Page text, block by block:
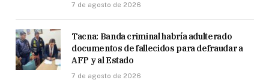
7 de agosto de 2026
Tacna: Banda criminal habría adulterado
documentos de fallecidos para defraudar a
AFP y al Estado
7 de agosto de 2026